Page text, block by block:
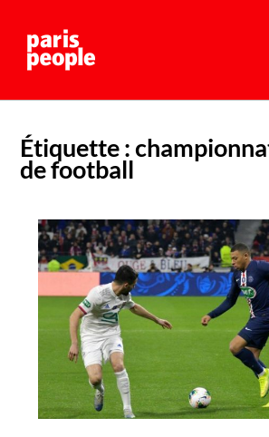
Étiquette :
de football